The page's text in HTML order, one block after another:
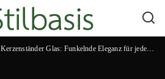
Kerzenständer Glas: Funkelnde Eleganz für jeden Anlass